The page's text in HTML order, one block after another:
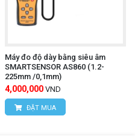
Máy đo độ dày bằng siêu âm
SMARTSENSOR AS860 (1.2-
225mm /0,1mm)
4,000,000 VND
ĐẶT MUA